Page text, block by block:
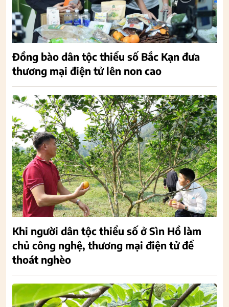
Đồng bào dân tộc thiểu số Bắc Kạn đưa
thương mại điện tử lên non cao
Khi người dân tộc thiểu số ở Sìn Hồ làm
chủ công nghệ, thương mại điện tử để
thoát nghèo